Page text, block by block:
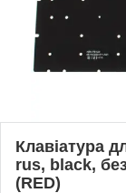
Клавіатура
rus, black,
(RED)